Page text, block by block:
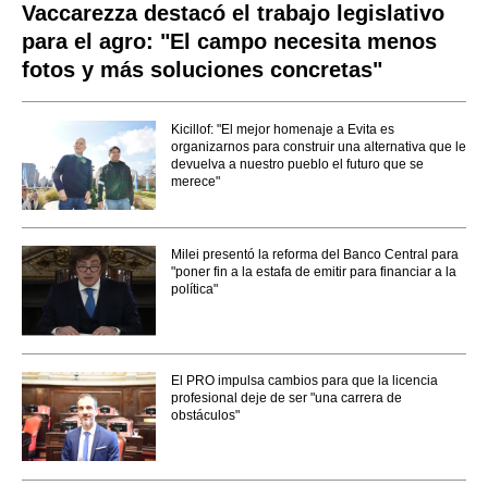
Vaccarezza destacó el trabajo legislativo
para el agro: "El campo necesita menos
fotos y más soluciones concretas"
Kicillof: "El mejor homenaje a Evita es
organizarnos para construir una alternativa que le
devuelva a nuestro pueblo el futuro que se
merece"
Milei presentó la reforma del Banco Central para
"poner fin a la estafa de emitir para financiar a la
política"
El PRO impulsa cambios para que la licencia
profesional deje de ser "una carrera de
obstáculos"